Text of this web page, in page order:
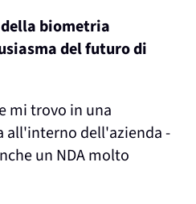
biometria
del futuro di
mi trovo in una
all'interno dell'azienda -
un NDA molto